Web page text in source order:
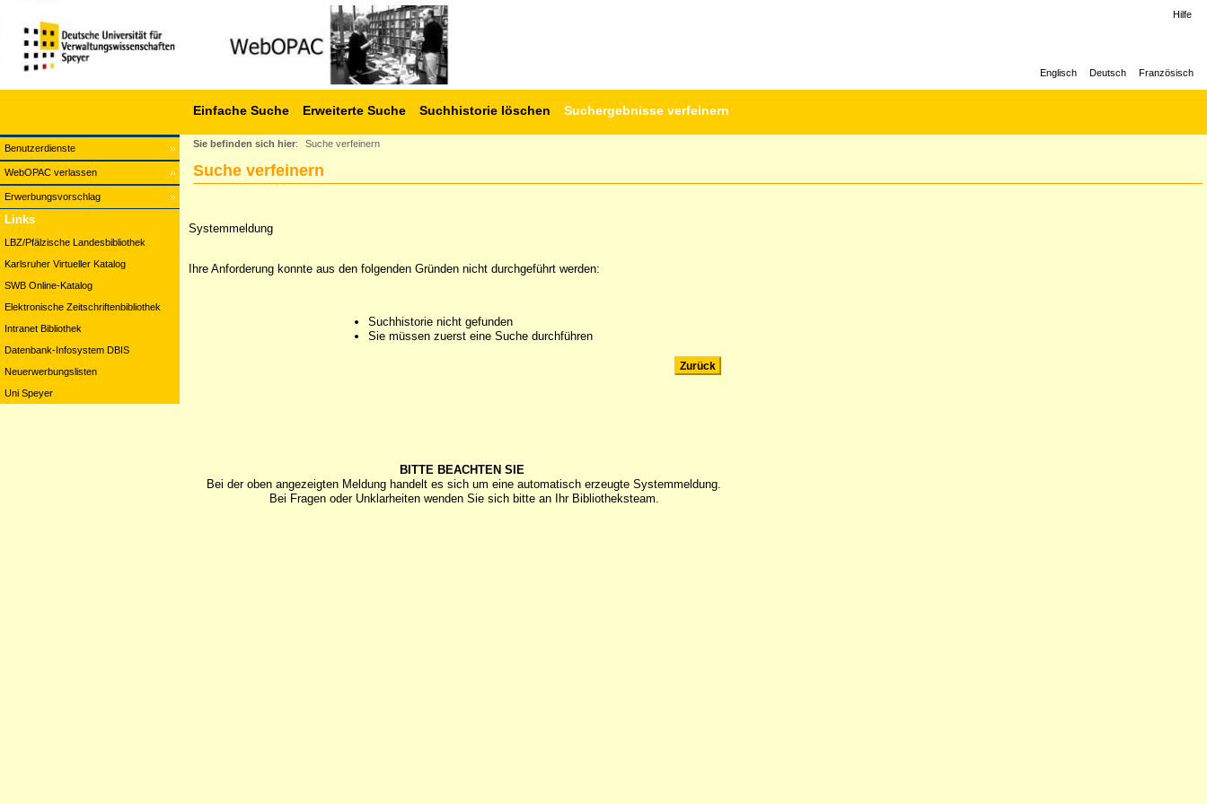
Benutzerdienste
WebOPAC verlassen
Erwerbungsvorschlag
Einfache Suche Erweiterte Suche Suchhistorie löschen Suchergebnisse verfeinern
Hilfe
Englisch Deutsch Französisch
Links
LBZ/Pfälzische Landesbibliothek
Karlsruher Virtueller Katalog
SWB Online-Katalog
Elektronische Zeitschriftenbibliothek
Intranet Bibliothek
Datenbank-Infosystem DBIS
Neuerwerbungslisten
Uni Speyer
Sie befinden sich hier: Suche verfeinern
Suche verfeinern
Systemmeldung
Ihre Anforderung konnte aus den folgenden Gründen nicht durchgeführt werden:
Suchhistorie nicht gefunden
Sie müssen zuerst eine Suche durchführen
BITTE BEACHTEN SIE
Bei der oben angezeigten Meldung handelt es sich um eine automatisch erzeugte Systemmeldung.
Bei Fragen oder Unklarheiten wenden Sie sich bitte an Ihr Bibliotheksteam.